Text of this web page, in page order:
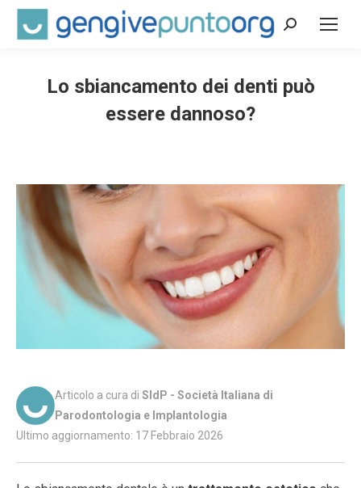
Cerca:
Lo sbiancamento dei denti può
essere dannoso?
Articolo a cura di SIdP - Società Italiana di
Parodontologia e Implantologia
Ultimo aggiornamento: 17 Febbraio 2026